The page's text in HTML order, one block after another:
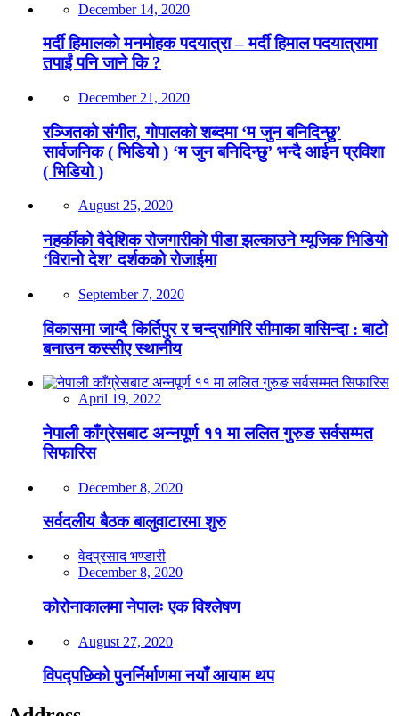
December 14, 2020
मर्दी हिमालको मनमोहक पदयात्रा – मर्दी हिमाल पदयात्रामा
तपाईं पनि जाने कि ?
December 21, 2020
रञ्जितको संगीत, गोपालको शब्दमा ‘म जुन बनिदिन्छु’
सार्वजनिक ( भिडियो ) ‘म जुन बनिदिन्छु’ भन्दै आईन प्रविशा
( भिडियो )
August 25, 2020
नहर्कीको वैदेशिक रोजगारीको पीडा झल्काउने म्यूजिक भिडियो
‘विरानो देश’ दर्शकको रोजाईमा
September 7, 2020
विकासमा जाग्दै किर्तिपुर र चन्द्रागिरि सीमाका वासिन्दा : बाटो
बनाउन कस्सीए स्थानीय
April 19, 2022
नेपाली काँग्रेसबाट अन्नपूर्ण ११ मा ललित गुरुङ सर्वसम्मत
सिफारिस
December 8, 2020
सर्वदलीय बैठक बालुवाटारमा शुरु
वेदप्रसाद भण्डारी
December 8, 2020
कोरोनाकालमा नेपालः एक विश्लेषण
August 27, 2020
विपद्पछिको पुनर्निर्माणमा नयाँ आयाम थप